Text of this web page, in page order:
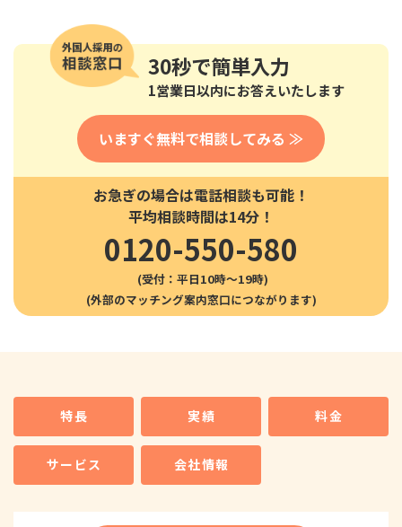
30秒で簡単入力
1営業日以内にお答えいたします
いますぐ無料で相談してみる ≫
お急ぎの場合は電話相談も可能！
平均相談時間は14分！
0120-550-580
(受付：平日10時〜19時)
特長 実績 料金
サービス 会社情報